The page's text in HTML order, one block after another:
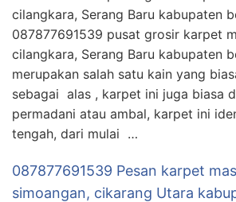
cilangkara, Serang Baru kabupaten
087877691539 pusat grosir karpet
cilangkara, Serang Baru kabupaten
merupakan salah satu kain yang
sebagai alas , karpet ini juga biasa
permadani atau ambal, karpet ini
tengah, dari mulai …
087877691539 Pesan karpet
simoangan, cikarang Utara